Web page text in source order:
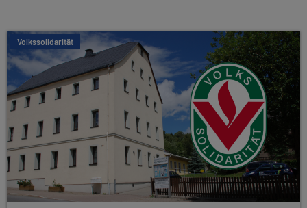
Volkssolidarität